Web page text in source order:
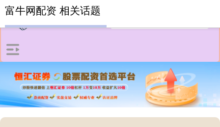
富牛网配资 相关话题